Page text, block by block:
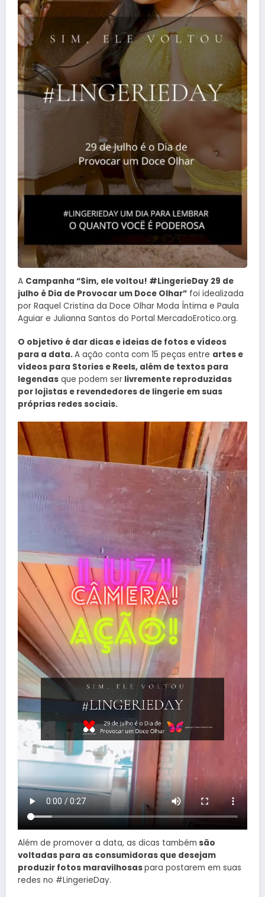
A Campanha “Sim, ele voltou! #LingerieDay 29 de
julho é Dia de Provocar um Doce Olhar” foi idealizada
por Raquel Cristina da Doce Olhar Moda Íntima e Paula
Aguiar e Julianna Santos do Portal MercadoErotico.org.
O objetivo é dar dicas e ideias de fotos e vídeos
para a data.A ação conta com 15 peças entre artes e
vídeos para Stories e Reels, além de textos para
legendas que podem ser livremente reproduzidas
por lojistas e revendedores de lingerie em suas
próprias redes sociais.
Além de promover a data, as dicas também são
voltadas para as consumidoras que desejam
produzir fotos maravilhosaspara postarem em suas
redes no #LingerieDay.